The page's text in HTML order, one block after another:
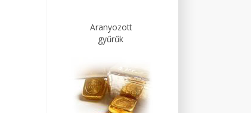
Aranyozott
gyűrűk